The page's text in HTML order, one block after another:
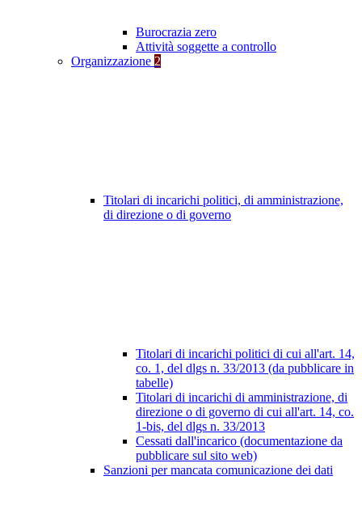
Burocrazia zero
Attività soggette a controllo
Organizzazione 2
Titolari di incarichi politici, di amministrazione,
di direzione o di governo
Titolari di incarichi politici di cui all'art. 14,
co. 1, del dlgs n. 33/2013 (da pubblicare in
tabelle)
Titolari di incarichi di amministrazione, di
direzione o di governo di cui all'art. 14, co.
1-bis, del dlgs n. 33/2013
Cessati dall'incarico (documentazione da
pubblicare sul sito web)
Sanzioni per mancata comunicazione dei dati